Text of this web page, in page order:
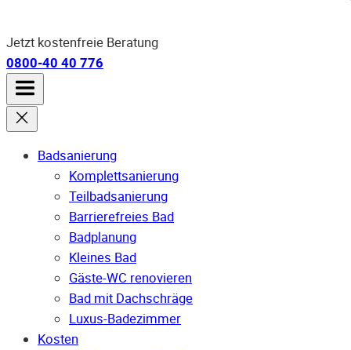
Jetzt kostenfreie Beratung
0800-40 40 776
Badsanierung
Komplettsanierung
Teilbadsanierung
Barrierefreies Bad
Badplanung
Kleines Bad
Gäste-WC renovieren
Bad mit Dachschräge
Luxus-Badezimmer
Kosten